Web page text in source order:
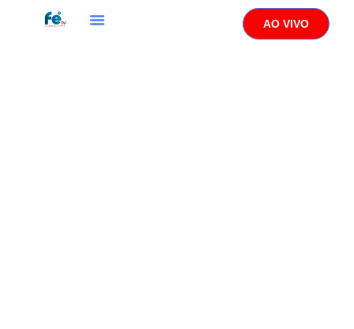
AO VIVO